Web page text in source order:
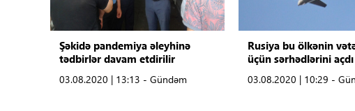
Şəkidə pandemiya əleyhinə
tədbirlər davam etdirilir
03.08.2020 | 13:13 - Gündəm
Rusiya bu ölkənin
üçün sərhədlərini açdı
03.08.2020 | 10:29 -